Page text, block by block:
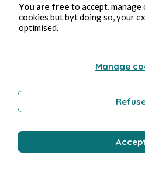
You are free to accept,
cookies but byt doing so, your
optimised.
Manage